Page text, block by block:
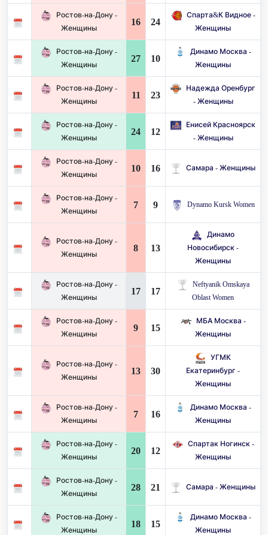
Ростов-на-Дону -
Женщины
16 24
Спарта&К Видное -
Женщины
Ростов-на-Дону -
Женщины
27 10
Динамо Москва -
Женщины
Ростов-на-Дону -
Женщины
11 23
Надежда Оренбург
- Женщины
Ростов-на-Дону -
Женщины
24 12
Енисей Красноярск
- Женщины
Ростов-на-Дону -
Женщины
10 16 Самара - Женщины
Ростов-на-Дону -
Женщины
7 9 Dynamo Kursk Women
Ростов-на-Дону -
Женщины
8 13
Динамо
Новосибирск -
Женщины
Ростов-на-Дону -
Женщины
17 17
Neftyanik Omskaya
Oblast Women
Ростов-на-Дону -
Женщины
9 15
МБА Москва -
Женщины
Ростов-на-Дону -
Женщины
13 30
УГМК
Екатеринбург -
Женщины
Ростов-на-Дону -
Женщины
7 16
Динамо Москва -
Женщины
Ростов-на-Дону -
Женщины
20 12
Спартак Ногинск -
Женщины
Ростов-на-Дону -
Женщины
28 21 Самара - Женщины
Ростов-на-Дону -
Женщины
18 15
Динамо Москва -
Женщины